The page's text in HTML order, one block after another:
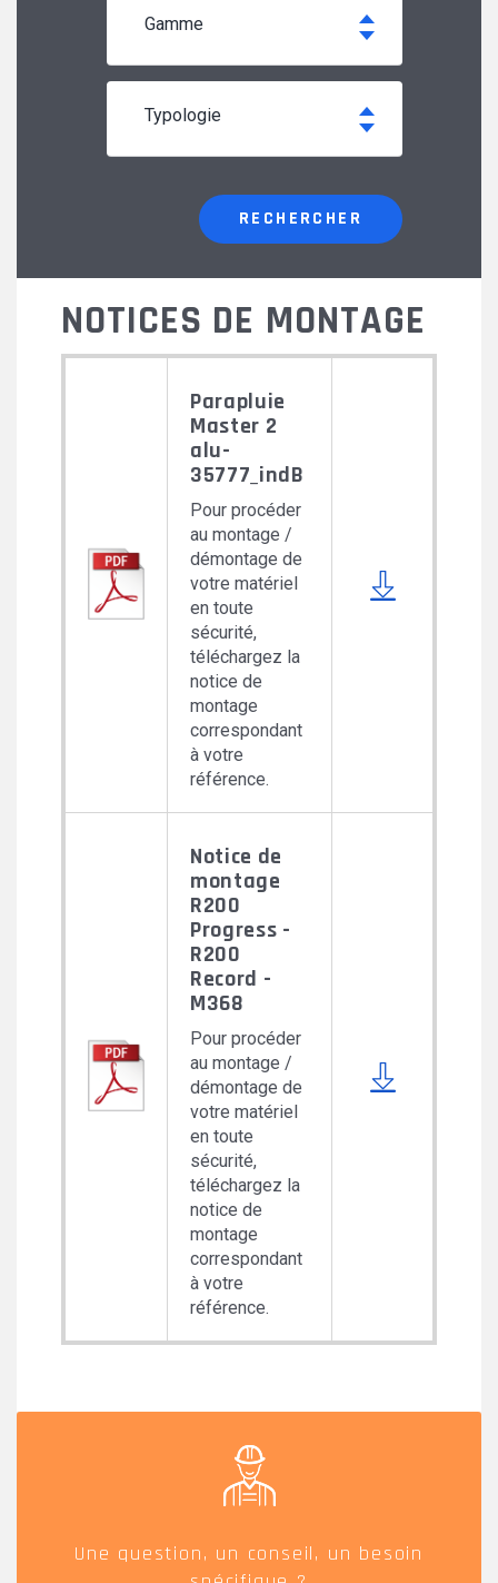
gamme
typologie
RECHERCHER
NOTICES DE MONTAGE
Parapluie
Master 2
alu-
35777_indB
Pour procéder
au montage /
démontage de
votre matériel
en toute
sécurité,
téléchargez la
notice de
montage
correspondant
à votre
référence.
Notice de
montage
R200
Progress -
R200
Record -
M368
Pour procéder
au montage /
démontage de
votre matériel
en toute
sécurité,
téléchargez la
notice de
montage
correspondant
à votre
référence.
Une question, un conseil, un besoin